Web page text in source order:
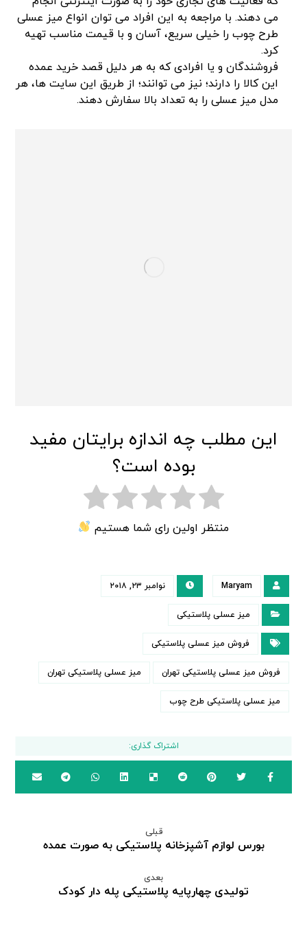
می دهند. با مراجعه به این افراد می توان انواع میز عسلی
طرح چوب را خیلی سریع، آسان و با قیمت مناسب تهیه
کرد.
فروشندگان و یا افرادی که به هر دلیل قصد خرید عمده
این کالا را دارند؛ نیز می توانند؛ از طریق این سایت ها، هر
مدل میز عسلی را به تعداد بالا سفارش دهند.
این مطلب چه اندازه برایتان مفید
بوده است؟
منتظر اولین رای شما هستیم
Maryam نوامبر ۲۳, ۲۰۱۸
میز عسلی پلاستیکی
فروش میز عسلی پلاستیکی
فروش میز عسلی پلاستیکی تهران میز عسلی پلاستیکی تهران
میز عسلی پلاستیکی طرح چوب
قبلی
بورس لوازم آشپزخانه پلاستیکی به صورت عمده
بعدی
تولیدی چهارپایه پلاستیکی پله دار کودک